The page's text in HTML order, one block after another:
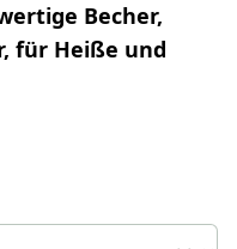
Becher,
für Heiße und